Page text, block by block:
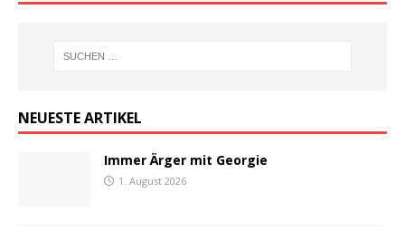
NEUESTE ARTIKEL
Immer Ärger mit Georgie
1. August 2026